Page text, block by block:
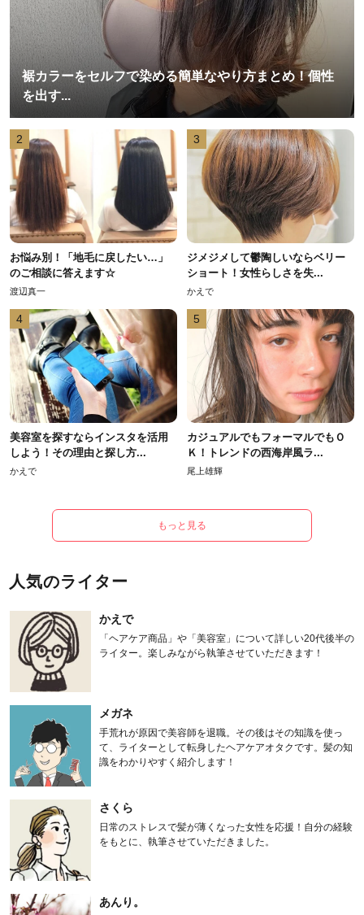
裾カラーをセルフで染める簡単なやり方まとめ！個性
を出す...
2
お悩み別！「地毛に戻したい…」
のご相談に答えます☆
渡辺真一
3
ジメジメして鬱陶しいならベリー
ショート！女性らしさを失...
かえで
4
美容室を探すならインスタを活用
しよう！その理由と探し方...
かえで
5
カジュアルでもフォーマルでもＯ
Ｋ！トレンドの西海岸風ラ...
尾上雄輝
もっと見る
人気のライター
かえで
「ヘアケア商品」や「美容室」について詳しい20代後半の
ライター。楽しみながら執筆させていただきます！
メガネ
手荒れが原因で美容師を退職。その後はその知識を使っ
て、ライターとして転身したヘアケアオタクです。髪の知
識をわかりやすく紹介します！
さくら
日常のストレスで髪が薄くなった女性を応援！自分の経験
をもとに、執筆させていただきました。
あんり。